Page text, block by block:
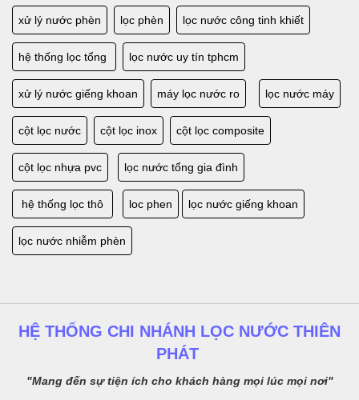
xử lý nước phèn lọc phèn lọc nước công tinh khiết
hệ thống lọc tổng lọc nước uy tín tphcm
xử lý nước giếng khoan máy lọc nước ro lọc nước máy
cột lọc nước cột lọc inox cột lọc composite
cột lọc nhựa pvc lọc nước tổng gia đình
hệ thống lọc thô loc phen lọc nước giếng khoan
lọc nước nhiễm phèn
HỆ THỐNG CHI NHÁNH LỌC NƯỚC THIÊN
PHÁT
"Mang đến sự tiện ích cho khách hàng mọi lúc mọi nơi"